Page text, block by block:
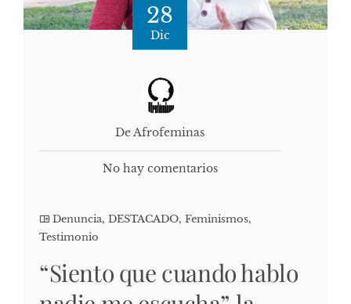
28
Dic
De Afrofeminas
No hay comentarios
Denuncia, DESTACADO, Feminismos,
Testimonio
“Siento que cuando hablo